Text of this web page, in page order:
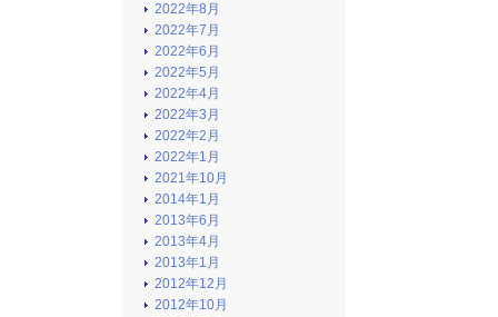
2022年8月
2022年7月
2022年6月
2022年5月
2022年4月
2022年3月
2022年2月
2022年1月
2021年10月
2014年1月
2013年6月
2013年4月
2013年1月
2012年12月
2012年10月